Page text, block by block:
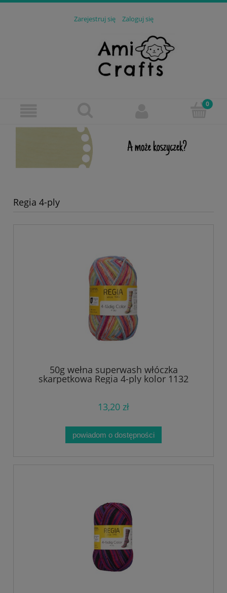
Zarejestruj się Zaloguj się
Regia 4-ply
50g wełna superwash włóczka
skarpetkowa Regia 4-ply kolor 1132
13,20 zł
powiadom o dostępności